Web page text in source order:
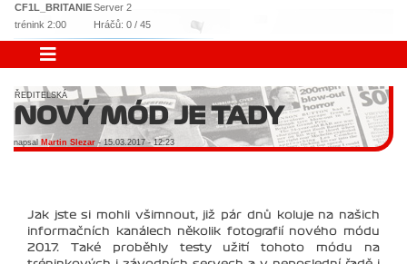
CF1L_BRITANIEServer 2
trénink 2:00
Hráčů: 0 / 45
ŘEDITELSKÁ
NOVÝ MÓD JE TADY
napsal Martin Slezar - 15.03.2017 - 12:23
Jak jste si mohli všimnout, již pár dnů koluje na našich
informačních kanálech několik fotografií nového módu
2017. Také proběhly testy užití tohoto módu na